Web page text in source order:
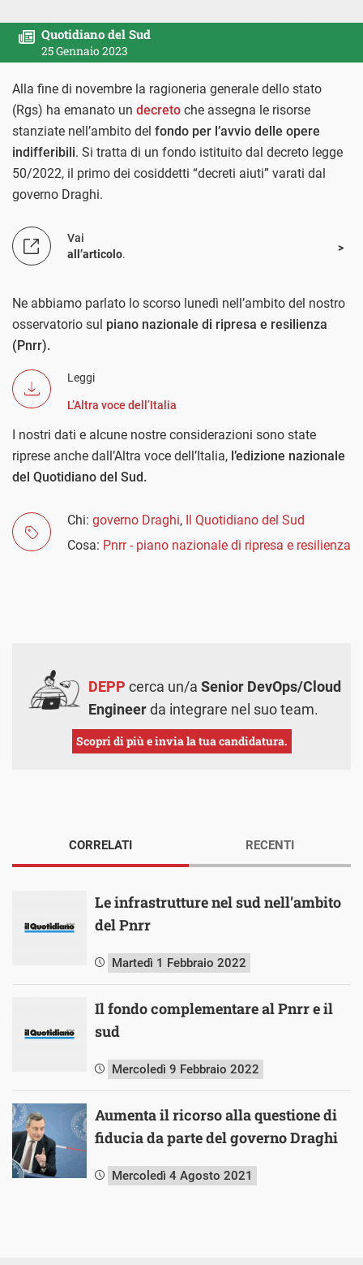
Quotidiano del Sud
25 Gennaio 2023
Alla fine di novembre la ragioneria generale dello stato
(Rgs) ha emanato un decreto che assegna le risorse
stanziate nell’ambito del fondo per l’avvio delle opere
indifferibili. Si tratta di un fondo istituito dal decreto legge
50/2022, il primo dei cosiddetti “decreti aiuti” varati dal
governo Draghi.
Vai
all’articolo.
Ne abbiamo parlato lo scorso lunedì nell’ambito del nostro
osservatorio sul piano nazionale di ripresa e resilienza
(Pnrr).
Leggi
L’Altra voce dell’Italia
I nostri dati e alcune nostre considerazioni sono state
riprese anche dall’Altra voce dell’Italia, l’edizione nazionale
del Quotidiano del Sud.
Chi: governo Draghi, Il Quotidiano del Sud
Cosa: Pnrr - piano nazionale di ripresa e resilienza
DEPP cerca un/a Senior DevOps/Cloud
Engineerda integrare nel suo team.
Scopri di più e invia la tua candidatura.
CORRELATI
Le infrastrutture nel sud nell’ambito
del Pnrr
Martedì 1 Febbraio 2022
Il fondo complementare al Pnrr e il
sud
Mercoledì 9 Febbraio 2022
Aumenta il ricorso alla questione di
fiducia da parte del governo Draghi
Mercoledì 4 Agosto 2021
RECENTI